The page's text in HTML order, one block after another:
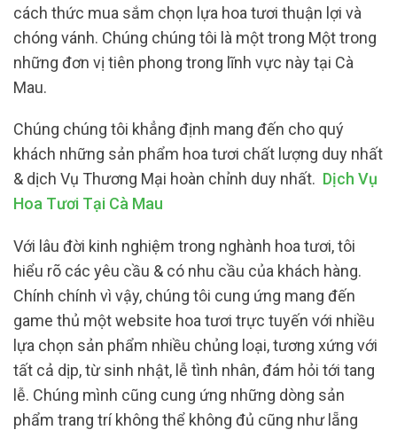
cách thức mua sắm chọn lựa hoa tươi thuận lợi và
chóng vánh. Chúng chúng tôi là một trong Một trong
những đơn vị tiên phong trong lĩnh vực này tại Cà
Mau.
Chúng chúng tôi khẳng định mang đến cho quý
khách những sản phẩm hoa tươi chất lượng duy nhất
& dịch Vụ Thương Mại hoàn chỉnh duy nhất. Dịch Vụ
Hoa Tươi Tại Cà Mau
Với lâu đời kinh nghiệm trong nghành hoa tươi, tôi
hiểu rõ các yêu cầu & có nhu cầu của khách hàng.
Chính chính vì vậy, chúng tôi cung ứng mang đến
game thủ một website hoa tươi trực tuyến với nhiều
lựa chọn sản phẩm nhiều chủng loại, tương xứng với
tất cả dịp, từ sinh nhật, lễ tình nhân, đám hỏi tới tang
lễ. Chúng mình cũng cung ứng những dòng sản
phẩm trang trí không thể không đủ cũng như lẵng